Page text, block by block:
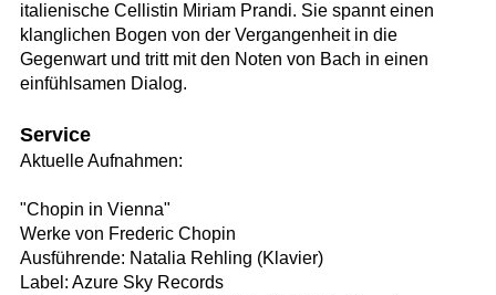
italienische Cellistin Miriam Prandi. Sie spannt einen
klanglichen Bogen von der Vergangenheit in die
Gegenwart und tritt mit den Noten von Bach in einen
einfühlsamen Dialog.
Service
Aktuelle Aufnahmen:
"Chopin in Vienna"
Werke von Frederic Chopin
Ausführende: Natalia Rehling (Klavier)
Label: Azure Sky Records